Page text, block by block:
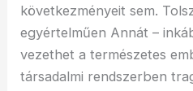
következményeit sem.
egyértelműen Annát –
vezethet a természetes
társadalmi rendszerben